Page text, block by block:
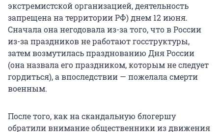
экстремистской организацией, деятельность
запрещена на территории РФ) днем 12 июня.
Сначала она негодовала из-за того, что в России
из-за праздников не работают госструктуры,
затем возмутилась празднованию Дня России
(она назвала его праздником, которым не следует
гордиться), а впоследствии — пожелала смерти
военным.
После того, как на скандальную блогершу
обратили внимание общественники из движения